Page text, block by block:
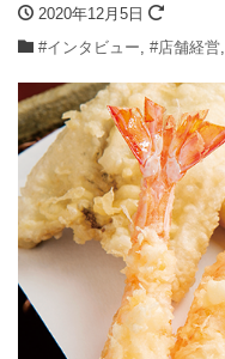
2020年12月5日
#インタビュー, #店舗経営,